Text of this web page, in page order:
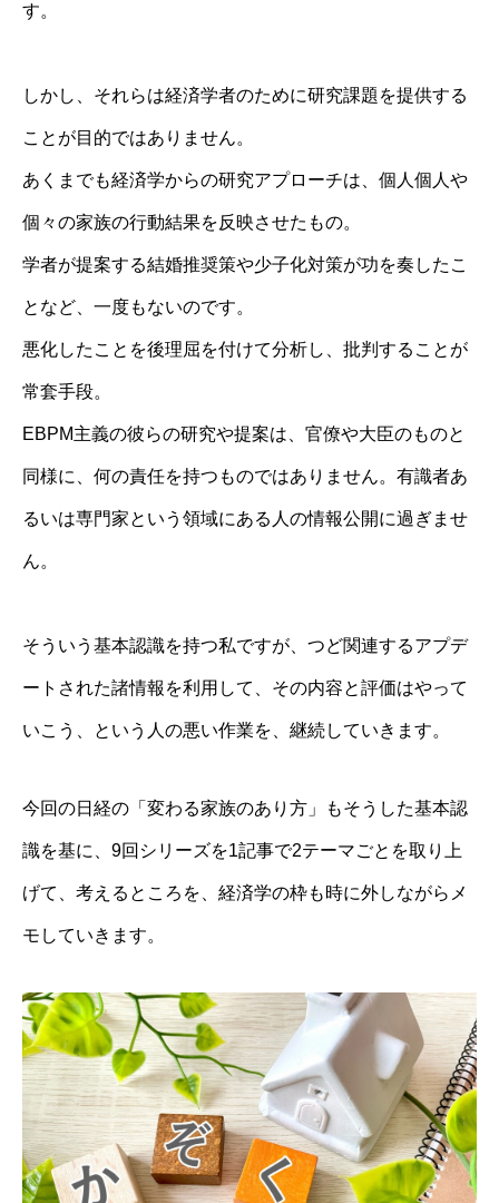
す。
しかし、それらは経済学者のために研究課題を提供する
ことが目的ではありません。
あくまでも経済学からの研究アプローチは、個人個人や
個々の家族の行動結果を反映させたもの。
学者が提案する結婚推奨策や少子化対策が功を奏したこ
となど、一度もないのです。
悪化したことを後理屈を付けて分析し、批判することが
常套手段。
EBPM主義の彼らの研究や提案は、官僚や大臣のものと
同様に、何の責任を持つものではありません。有識者あ
るいは専門家という領域にある人の情報公開に過ぎませ
ん。
そういう基本認識を持つ私ですが、つど関連するアプデ
ートされた諸情報を利用して、その内容と評価はやって
いこう、という人の悪い作業を、継続していきます。
今回の日経の「変わる家族のあり方」もそうした基本認
識を基に、9回シリーズを1記事で2テーマごとを取り上
げて、考えるところを、経済学の枠も時に外しながらメ
モしていきます。